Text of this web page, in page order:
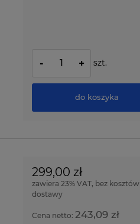
- + szt.
do koszyka
299,00 zł
zawiera 23% VAT, bez kosztów
dostawy
Cena netto: 243,09 zł